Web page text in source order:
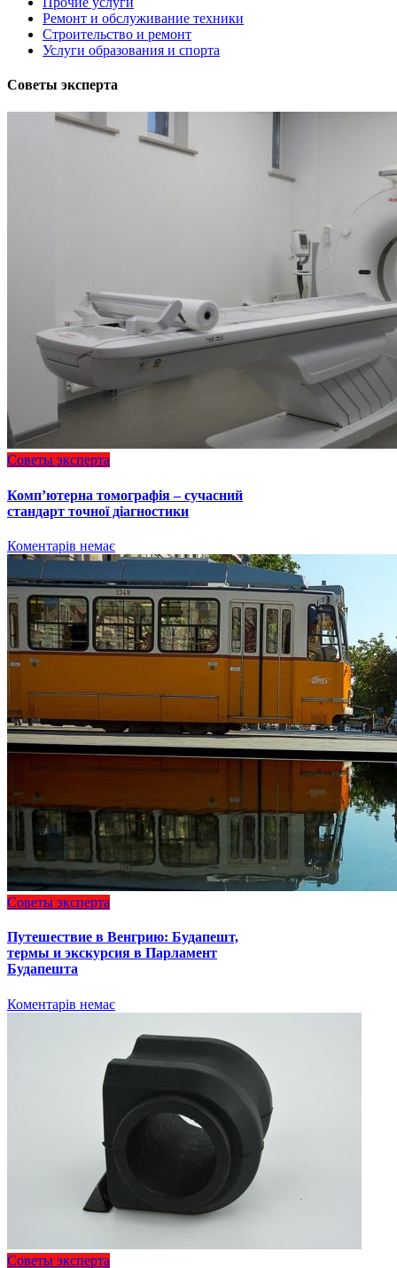
Ремонт и обслуживание техники
Строительство и ремонт
Услуги образования и спорта
Советы эксперта
Советы эксперта
Комп’ютерна томографія – сучасний
стандарт точної діагностики
Коментарів немає
Советы эксперта
Путешествие в Венгрию: Будапешт,
термы и экскурсия в Парламент
Будапешта
Коментарів немає
Советы эксперта